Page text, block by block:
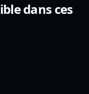
dans ces